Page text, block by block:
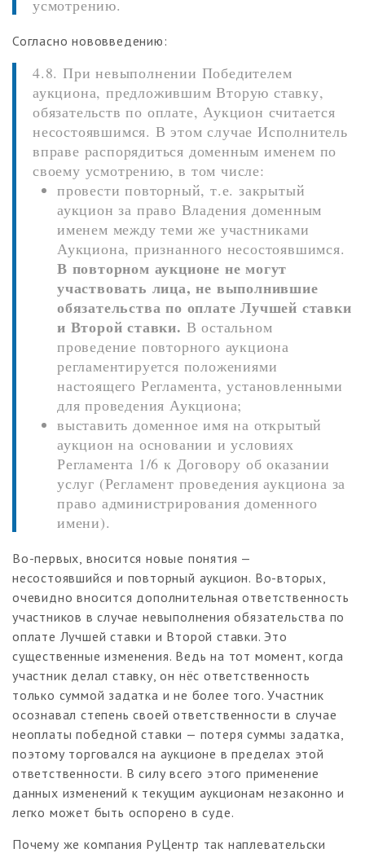
усмотрению.
Согласно нововведению:
4.8. При невыполнении Победителем
аукциона, предложившим Вторую ставку,
обязательств по оплате, Аукцион считается
несостоявшимся. В этом случае Исполнитель
вправе распорядиться доменным именем по
своему усмотрению, в том числе:
провести повторный, т.е. закрытый
аукцион за право Владения доменным
именем между теми же участниками
Аукциона, признанного несостоявшимся.
В повторном аукционе не могут
участвовать лица, не выполнившие
обязательства по оплате Лучшей ставки
и Второй ставки. В остальном
проведение повторного аукциона
регламентируется положениями
настоящего Регламента, установленными
для проведения Аукциона;
выставить доменное имя на открытый
аукцион на основании и условиях
Регламента 1/6 к Договору об оказании
услуг (Регламент проведения аукциона за
право администрирования доменного
имени).
Во-первых, вносится новые понятия —
несостоявшийся и повторный аукцион. Во-вторых,
очевидно вносится дополнительная ответственность
участников в случае невыполнения обязательства по
оплате Лучшей ставки и Второй ставки. Это
существенные изменения. Ведь на тот момент, когда
участник делал ставку, он нёс ответственность
только суммой задатка и не более того. Участник
осознавал степень своей ответственности в случае
неоплаты победной ставки — потеря суммы задатка,
поэтому торговался на аукционе в пределах этой
ответственности. В силу всего этого применение
данных изменений к текущим аукционам незаконно и
легко может быть оспорено в суде.
Почему же компания РуЦентр так наплевательски